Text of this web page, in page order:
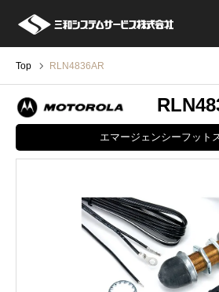
Top RLN4836AR
エマージェンシーフット